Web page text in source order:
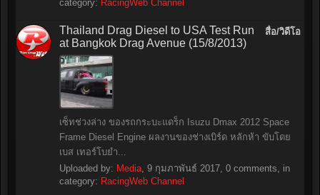
category: RacingWeb Channel
สื่อ/วิดีโอ
Thailand Drag Diesel to USA Test Run
at Bangkok Drag Avenue (15/8/2013)
เซ็ทช่วงล่าง ของรถกระบะแดร็ก Isuzu Dmax 2012 Space
Frame Diesel Engine ผลงานของช่างเบิร์ด หลักห้า ขับโดย
เบส เทอร์โบยำ...
Uploaded by: Media, 9 กุมภาพันธ์ 2017, 0 comments, in
category: RacingWeb Channel